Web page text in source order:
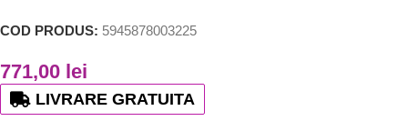
COD PRODUS: 5945878003225
771,00 lei
LIVRARE GRATUITA